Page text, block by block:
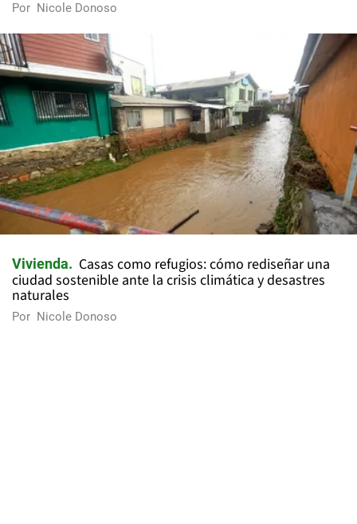
Por Nicole Donoso
Vivienda
Casas como refugios: cómo rediseñar una
ciudad sostenible ante la crisis climática y desastres
naturales
Por Nicole Donoso